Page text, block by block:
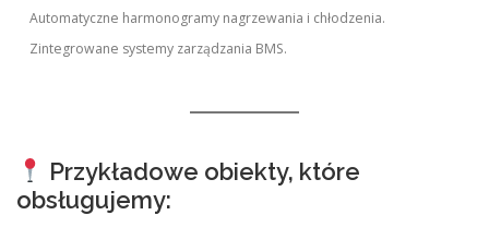
Automatyczne harmonogramy nagrzewania i chłodzenia.
Zintegrowane systemy zarządzania BMS.
Przykładowe obiekty, które
obsługujemy: